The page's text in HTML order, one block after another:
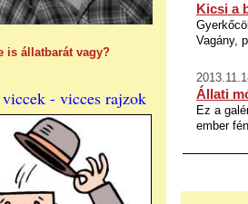
Kicsi a
Vagány,
Állati
Ez a
ember
is állatbarát vagy?
- vicces rajzok